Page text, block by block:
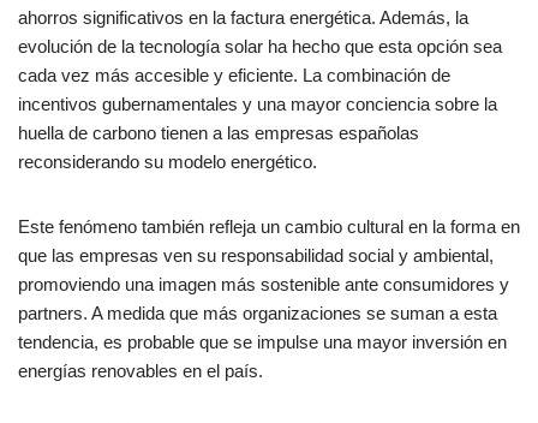
ahorros significativos en la factura energética. Además, la
evolución de la tecnología solar ha hecho que esta opción sea
cada vez más accesible y eficiente. La combinación de
incentivos gubernamentales y una mayor conciencia sobre la
huella de carbono tienen a las empresas españolas
reconsiderando su modelo energético.
Este fenómeno también refleja un cambio cultural en la forma en
que las empresas ven su responsabilidad social y ambiental,
promoviendo una imagen más sostenible ante consumidores y
partners. A medida que más organizaciones se suman a esta
tendencia, es probable que se impulse una mayor inversión en
energías renovables en el país.